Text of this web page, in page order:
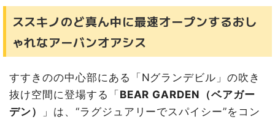
ススキノのど真ん中に最速オープンするおし
ゃれなアーバンオアシス
すすきのの中心部にある「Nグランデビル」の吹き
抜け空間に登場する「 BEAR GARDEN（ベアガー
デン）
」は、“ラグジュアリーでスパイシー”をコン